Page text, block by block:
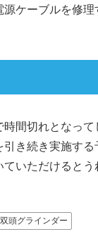
源ケーブルを修
間切れとなって
き続き実施する
いただけるとう
双頭グラインダー